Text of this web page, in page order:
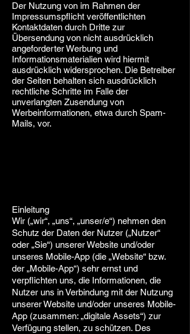
Der Nutzung von im Rahmen der
Impressumspflicht veröffentlichten
Kontaktdaten durch Dritte zur
Übersendung von nicht ausdrücklich
angeforderter Werbung und
Informationsmaterialien wird hiermit
ausdrücklich widersprochen. Die Betreiber
der Seiten behalten sich ausdrücklich
rechtliche Schritte im Falle der
unverlangten Zusendung von
Werbeinformationen, etwa durch Spam-
Mails, vor.
Einleitung
Wir („wir“, „uns“, „unser/e“) nehmen den
Schutz der Daten der Nutzer („Nutzer“
oder „Sie“) unserer Website und/oder
unseres Mobile-App (die „Website“ bzw.
der „Mobile-App“) sehr ernst und
verpflichten uns, die Informationen, die
Nutzer uns in Verbindung mit der Nutzung
unserer Website und/oder unseres Mobile-
App (zusammen: „digitale Assets“) zur
Verfügung stellen, zu schützen. Des